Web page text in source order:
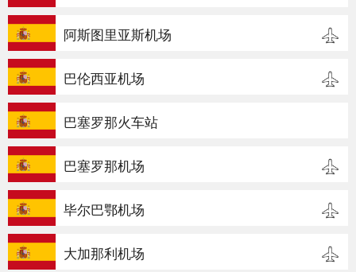
阿斯图里亚斯机场
巴伦西亚机场
巴塞罗那火车站
巴塞罗那机场
毕尔巴鄂机场
大加那利机场